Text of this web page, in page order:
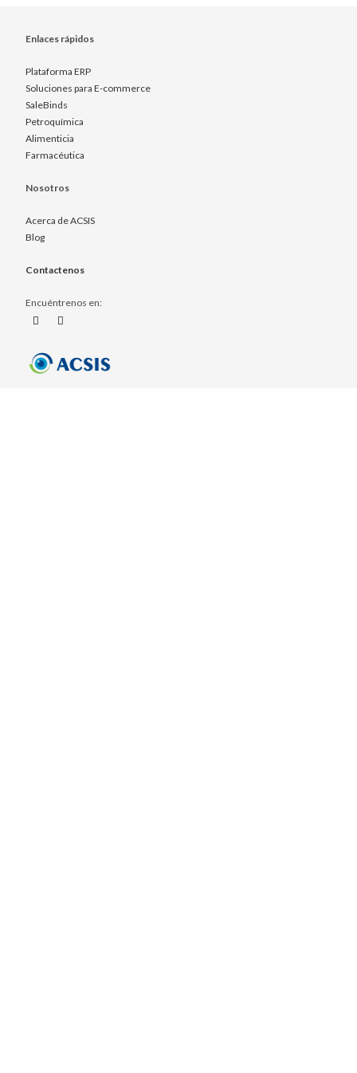
Enlaces rápidos
Plataforma ERP
Soluciones para E-commerce
SaleBinds
Petroquímica
Alimenticia
Farmacéutica
Nosotros
Acerca de ACSIS
Blog
Contactenos
Encuéntrenos en: